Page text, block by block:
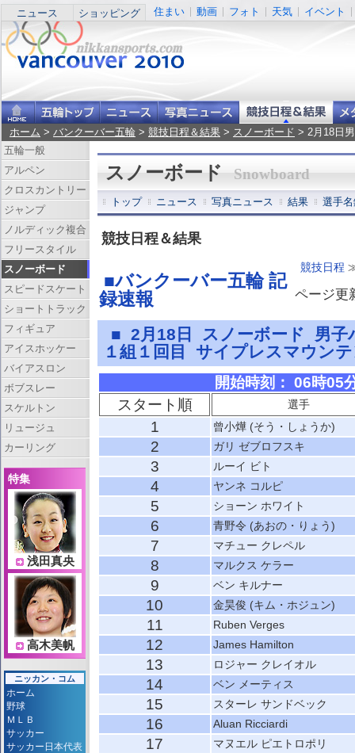
ニュース ショッピング 住まい 動画 フォト 天気 イベント
ホーム > バンクーバー五輪 > 競技日程＆結果 > スノーボード > 2月18日
スノーボード Snowboard
トップ ニュース 写真ニュース 結果 選手
競技日程＆結果
■バンクーバー五輪 記
録速報
競技日程
ページ更
■ 2月18日 スノーボード 男子
１組１回目 サイプレスマウン
開始時刻： 06時05
スタート順
選手
1 曾小燁 (そう・しょうか)
2 ガリ ゼブロフスキ
3 ルーイ ビト
4 ヤンネ コルピ
5 ショーン ホワイト
6 青野令 (あおの・りょう)
7 マチュー クレペル
8 マルクス ケラー
9 ベン キルナー
10 金昊俊 (キム・ホジュン)
11 Ruben Verges
12 James Hamilton
13 ロジャー クレイオル
14 ベン メーティス
15 スターレ サンドベック
16 Aluan Ricciardi
17 マヌエル ピエトロポリ
五輪一般
アルペン
クロスカントリー
ジャンプ
ノルディック複合
フリースタイル
スノーボード
スピードスケート
ショートトラック
フィギュア
アイスホッケー
バイアスロン
ボブスレー
スケルトン
リュージュ
カーリング
特集
浅田真央
高木美帆
ニッカン・コム
ホーム
野球
ＭＬＢ
サッカー
サッカー日本代表